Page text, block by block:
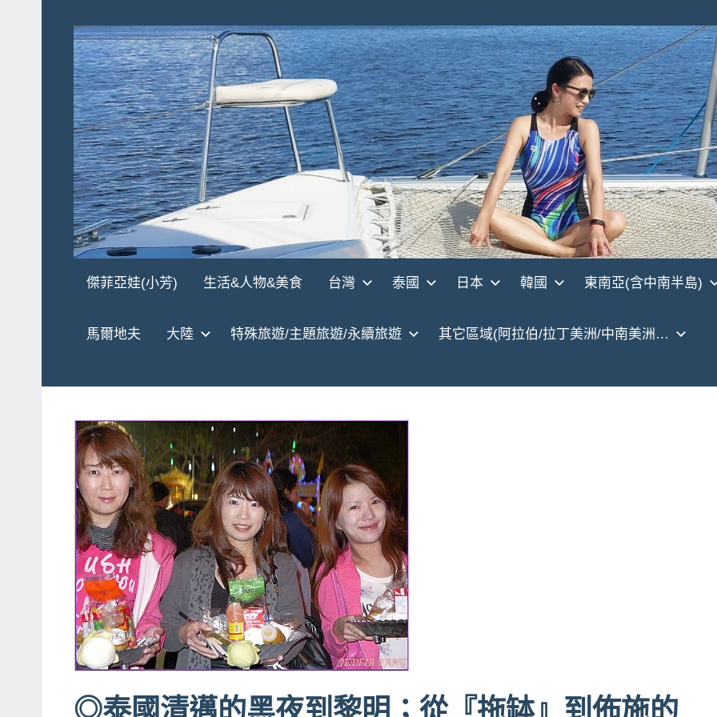
content
傑
娃
JEFFIA
FANG
團、
主
題
旅
遊、
達
人
帶
路、
旅
遊
節
目
傑菲亞娃(小芳) 生活&人物&美食 台灣 泰國 日本 韓國 東南亞(含中南半島)
馬爾地夫 大陸 特殊旅遊/主題旅遊/永續旅遊 其它區域(阿拉伯/拉丁美洲/中南美洲…
◎泰國清邁的黑夜到黎明；從『拖缽』到佈施的